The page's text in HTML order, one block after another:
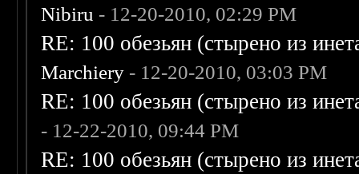
Nibiru - 12-20-2010, 02:29 PM
RE: 100 обезьян (стырено из
Marchiery - 12-20-2010, 03:03 PM
RE: 100 обезьян (стырено из
- 12-22-2010, 09:44 PM
RE: 100 обезьян (стырено из